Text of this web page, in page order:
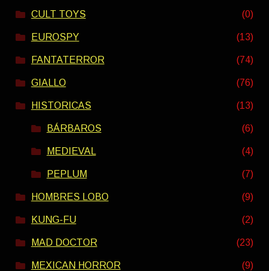
CULT TOYS (0)
EUROSPY (13)
FANTATERROR (74)
GIALLO (76)
HISTORICAS (13)
BÁRBAROS (6)
MEDIEVAL (4)
PEPLUM (7)
HOMBRES LOBO (9)
KUNG-FU (2)
MAD DOCTOR (23)
MEXICAN HORROR (9)